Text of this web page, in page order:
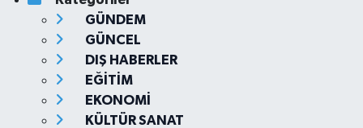
GÜNDEM
GÜNCEL
DIŞ HABERLER
EĞİTİM
EKONOMİ
KÜLTÜR SANAT